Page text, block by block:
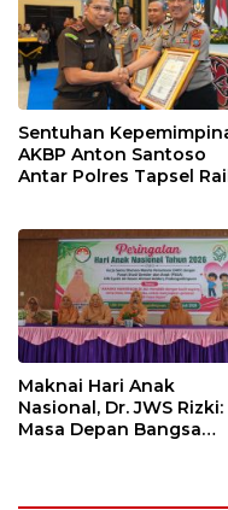
Sentuhan
AKBP Anton Santoso
Antar Polres Tapsel
Maknai Hari Anak
Nasional, Dr. JWS Rizki:
Masa Depan Bangsa